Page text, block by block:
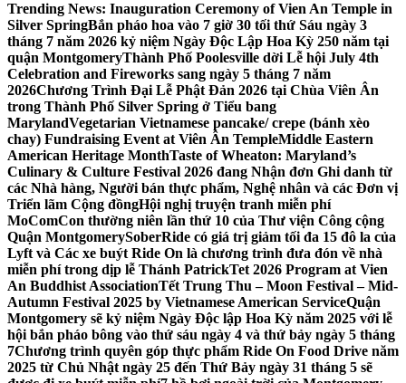
Trending News: Inauguration Ceremony of Vien An Temple in
Silver SpringBắn pháo hoa vào 7 giờ 30 tối thứ Sáu ngày 3
tháng 7 năm 2026 kỷ niệm Ngày Độc Lập Hoa Kỳ 250 năm tại
quận MontgomeryThành Phố Poolesville dời Lễ hội July 4th
Celebration and Fireworks sang ngày 5 tháng 7 năm
2026Chương Trình Đại Lễ Phật Đản 2026 tại Chùa Viên Ân
trong Thành Phố Silver Spring ở Tiểu bang
MarylandVegetarian Vietnamese pancake/ crepe (bánh xèo
chay) Fundraising Event at Viên Ân TempleMiddle Eastern
American Heritage MonthTaste of Wheaton: Maryland’s
Culinary & Culture Festival 2026 đang Nhận đơn Ghi danh từ
các Nhà hàng, Người bán thực phẩm, Nghệ nhân và các Đơn vị
Triển lãm Cộng đồngHội nghị truyện tranh miễn phí
MoComCon thường niên lần thứ 10 của Thư viện Công cộng
Quận MontgomerySoberRide có giá trị giảm tối đa 15 đô la của
Lyft và Các xe buýt Ride On là chương trình đưa đón về nhà
miễn phí trong dịp lễ Thánh PatrickTet 2026 Program at Vien
An Buddhist AssociationTết Trung Thu – Moon Festival – Mid-
Autumn Festival 2025 by Vietnamese American ServiceQuận
Montgomery sẽ kỷ niệm Ngày Độc lập Hoa Kỳ năm 2025 với lễ
hội bắn pháo bông vào thứ sáu ngày 4 và thứ bảy ngày 5 tháng
7Chương trình quyên góp thực phẩm Ride On Food Drive năm
2025 từ Chủ Nhật ngày 25 đến Thứ Bảy ngày 31 tháng 5 sẽ